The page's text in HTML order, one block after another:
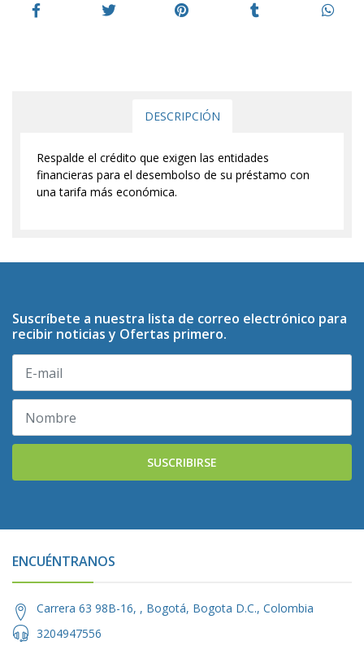
DESCRIPCIÓN
Respalde el crédito que exigen las entidades
financieras para el desembolso de su préstamo con
una tarifa más económica.
Suscríbete a nuestra lista de correo electrónico para
recibir noticias y Ofertas primero.
SUSCRIBIRSE
ENCUÉNTRANOS
Carrera 63 98B-16, , Bogotá, Bogota D.C., Colombia
3204947556